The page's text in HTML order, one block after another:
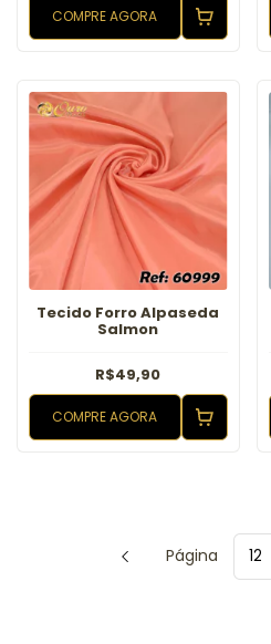
COMPRE AGORA
Tecido Forro Alpaseda
Salmon
R$49,90
COMPRE AGORA
Página